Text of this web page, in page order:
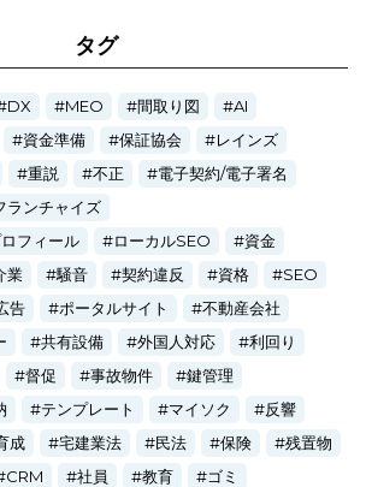
タグ
DX MEO 間取り図
AI
資金準備 保証協会
レインズ
重説 不正
電子契約/電子署名
ランチャイズ
フィール
ローカルSEO
資金
業 騒音 契約違反 資格
SEO
告 ポータルサイト
不動産会社
共有設備 外国人対応
利回り
督促 事故物件
鍵管理
テンプレート マイソク
反響
成 宅建業法 民法 保険
残置物
CRM 社員 教育
ゴミ